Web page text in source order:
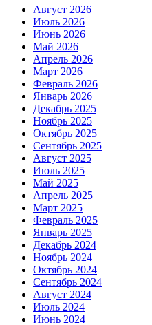
Август 2026
Июль 2026
Июнь 2026
Май 2026
Апрель 2026
Март 2026
Февраль 2026
Январь 2026
Декабрь 2025
Ноябрь 2025
Октябрь 2025
Сентябрь 2025
Август 2025
Июль 2025
Май 2025
Апрель 2025
Март 2025
Февраль 2025
Январь 2025
Декабрь 2024
Ноябрь 2024
Октябрь 2024
Сентябрь 2024
Август 2024
Июль 2024
Июнь 2024